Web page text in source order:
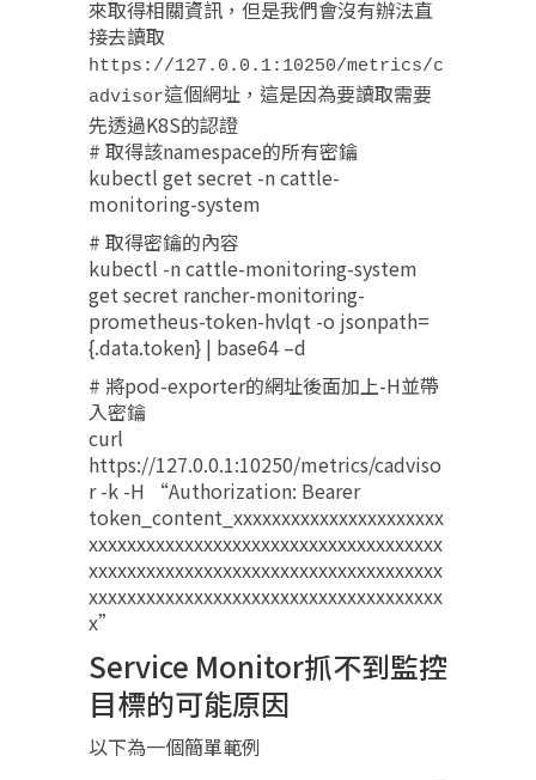
來取得相關資訊，但是我們會沒有辦法直
接去讀取
https://127.0.0.1:10250/metrics/c
advisor這個網址，這是因為要讀取需要
先透過K8S的認證
# 取得該namespace的所有密鑰​
kubectl get secret -n cattle-
monitoring-system​
# 取得密鑰的內容​
kubectl -n cattle-monitoring-system
get secret rancher-monitoring-
prometheus-token-hvlqt -o jsonpath=
{.data.token} | base64 –d​
# 將pod-exporter的網址後面加上-H並帶
入密鑰​
curl
https://127.0.0.1:10250/metrics/cadviso
r -k -H “Authorization: Bearer
token_content_xxxxxxxxxxxxxxxxxxxxxx
xxxxxxxxxxxxxxxxxxxxxxxxxxxxxxxxxxxxx
xxxxxxxxxxxxxxxxxxxxxxxxxxxxxxxxxxxxx
xxxxxxxxxxxxxxxxxxxxxxxxxxxxxxxxxxxxx
x”​
Service Monitor抓不到監控
目標的可能原因
以下為一個簡單範例